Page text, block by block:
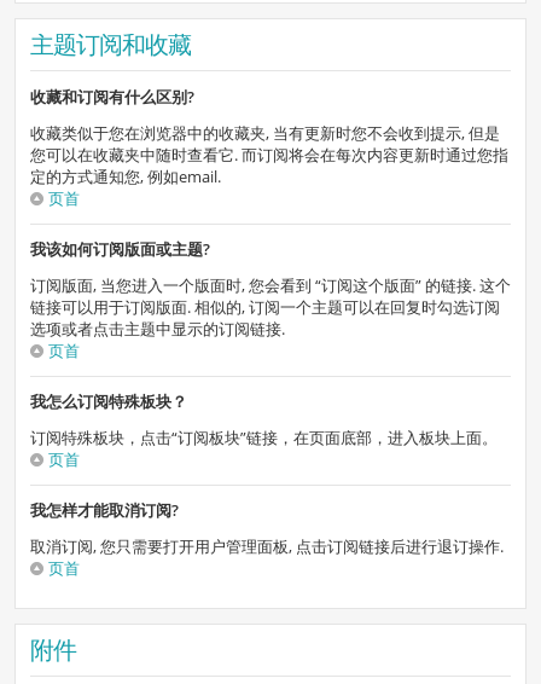
主题订阅和收藏
收藏和订阅有什么区别?
收藏类似于您在浏览器中的收藏夹, 当有更新时您不会收到提示, 但是
您可以在收藏夹中随时查看它. 而订阅将会在每次内容更新时通过您指
定的方式通知您, 例如email.
页首
我该如何订阅版面或主题?
订阅版面, 当您进入一个版面时, 您会看到 “订阅这个版面” 的链接. 这个
链接可以用于订阅版面. 相似的, 订阅一个主题可以在回复时勾选订阅
选项或者点击主题中显示的订阅链接.
页首
我怎么订阅特殊板块？
订阅特殊板块，点击“订阅板块”链接，在页面底部，进入板块上面。
页首
我怎样才能取消订阅?
取消订阅, 您只需要打开用户管理面板, 点击订阅链接后进行退订操作.
页首
附件